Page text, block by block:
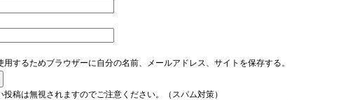
用するためブラウザーに自分の名前、メールアドレス、サイトを保存する。
投稿は無視されますのでご注意ください。（スパム対策）